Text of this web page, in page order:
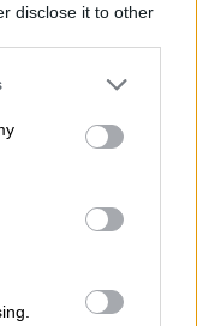
disclose it to other
or more Google
You may click to
party tags to
in below Google
κίνδυνος
οι
και
«Νομίζω ότι
για να το
τα